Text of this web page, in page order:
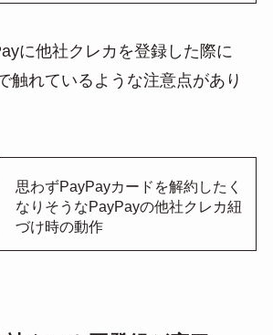
に他社クレカを登録した際に
触れているような注意点があり
思わずPayPayカードを解約したく
なりそうなPayPayの他社クレカ紐
づけ時の動作